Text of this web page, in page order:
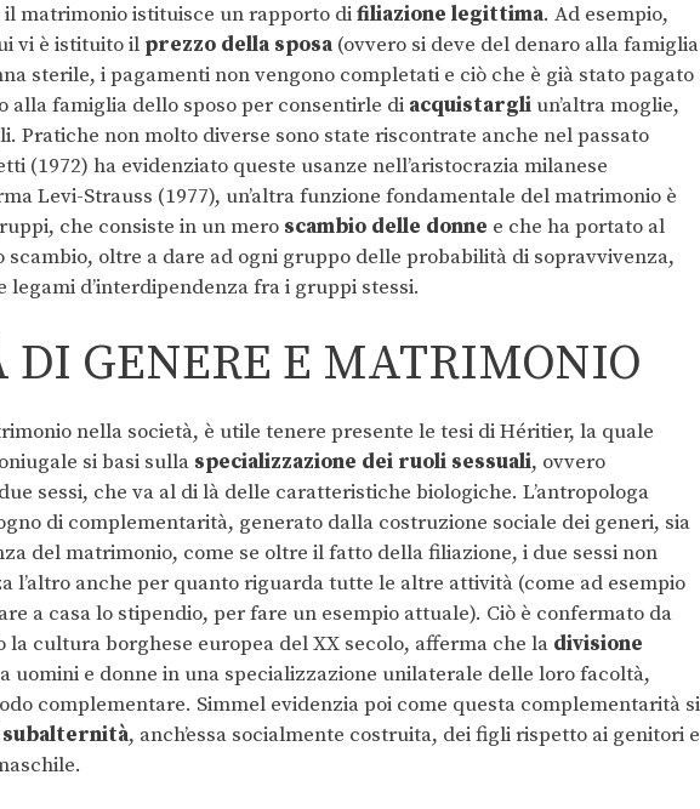
matrimonio istituisce un rapporto difiliazione legittima. Ad esempio,
vi è istituito il prezzo della sposa (ovvero si deve del denaro alla famiglia
sterile, i pagamenti non vengono completati e ciò che è già stato pagato
alla famiglia dello sposo per consentirle di acquistargli un’altra moglie,
Pratiche non molto diverse sono state riscontrate anche nel passato
(1972) ha evidenziato queste usanze nell’aristocrazia milanese
Levi-Strauss (1977), un’altra funzione fondamentale del matrimonio è
che consiste in un mero scambio delle donne e che ha portato al
scambio, oltre a dare ad ogni gruppo delle probabilità di sopravvivenza,
d’interdipendenza fra i gruppi stessi.
DI GENERE E MATRIMONIO
nella società, è utile tenere presente le tesi di Héritier, la quale
si basi sulla specializzazione dei ruoli sessuali, ovvero
sessi, che va al di là delle caratteristiche biologiche. L’antropologa
di complementarità, generato dalla costruzione sociale dei generi, sia
del matrimonio, come se oltre il fatto della filiazione, i due sessi non
l’altro anche per quanto riguarda tutte le altre attività (come ad esempio
a casa lo stipendio, per fare un esempio attuale). Ciò è confermato da
la cultura borghese europea del XX secolo, afferma che la divisione
uomini e donne in una specializzazione unilaterale delle loro facoltà,
complementare. Simmel evidenzia poi come questa complementarità si
subalternità, anch’essa socialmente costruita, dei figli rispetto ai genitori e